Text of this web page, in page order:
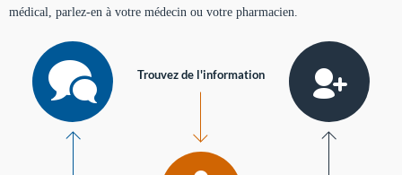
médical, parlez-en à votre médecin ou votre pharmacien.
Trouvez de l'information